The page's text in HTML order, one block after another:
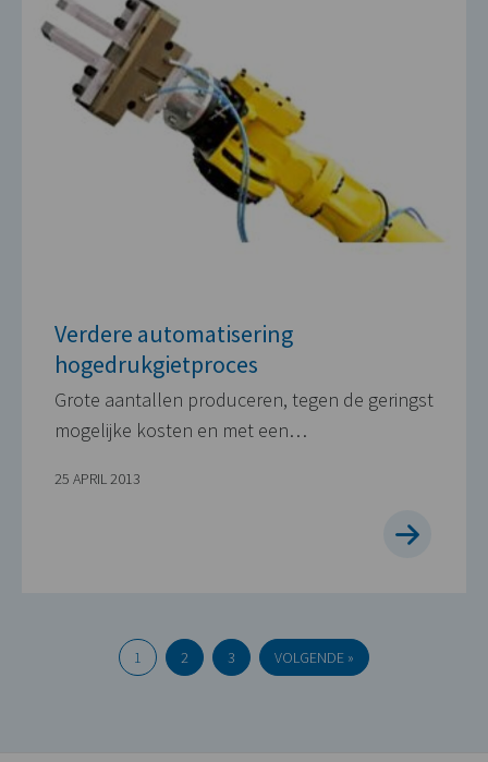
Verdere automatisering
hogedrukgietproces
Grote aantallen produceren, tegen de geringst
mogelijke kosten en met een…
25 APRIL 2013
1 2 3 VOLGENDE »